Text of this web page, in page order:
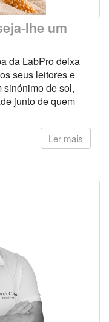
lhe um
da LabPro deixa
seus leitores e
sinónimo de sol,
junto de quem
Ler mais